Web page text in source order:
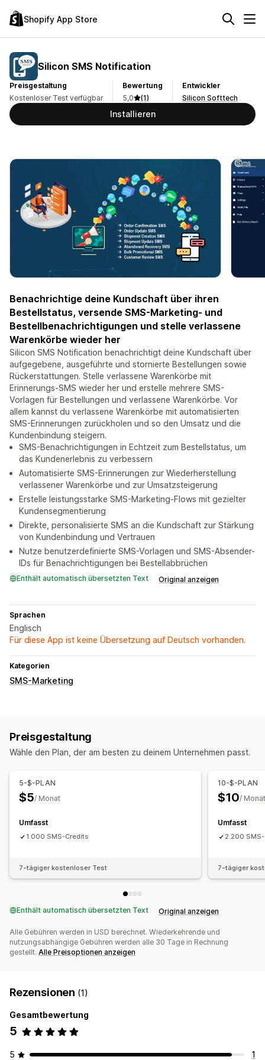
Shopify App Store
Silicon SMS Notification
Preisgestaltung
Kostenloser Test verfügbar
Bewertung
5,0
(1)
Entwickler
Silicon Softtech
Installieren
Benachrichtige deine Kundschaft über ihren
Bestellstatus, versende SMS-Marketing- und
Bestellbenachrichtigungen und stelle verlassene
Warenkörbe wieder her
Silicon SMS Notification benachrichtigt deine Kundschaft über
aufgegebene, ausgeführte und stornierte Bestellungen sowie
Rückerstattungen. Stelle verlassene Warenkörbe mit
Erinnerungs-SMS wieder her und erstelle mehrere SMS-
Vorlagen für Bestellungen und verlassene Warenkörbe. Vor
allem kannst du verlassene Warenkörbe mit automatisierten
SMS-Erinnerungen zurückholen und so den Umsatz und die
Kundenbindung steigern.
SMS-Benachrichtigungen in Echtzeit zum Bestellstatus, um
das Kundenerlebnis zu verbessern
Automatisierte SMS-Erinnerungen zur Wiederherstellung
verlassener Warenkörbe und zur Umsatzsteigerung
Erstelle leistungsstarke SMS-Marketing-Flows mit gezielter
Kundensegmentierung
Direkte, personalisierte SMS an die Kundschaft zur Stärkung
von Kundenbindung und Vertrauen
Nutze benutzerdefinierte SMS-Vorlagen und SMS-Absender-
IDs für Benachrichtigungen bei Bestellabbrüchen
Enthält automatisch übersetzten Text Original anzeigen
Sprachen
Englisch
Für diese App ist keine Übersetzung auf Deutsch vorhanden.
Kategorien
SMS-Marketing
Preisgestaltung
Wähle den Plan, der am besten zu deinem Unternehmen passt.
5-$-PLAN
$5/ Monat
Umfasst
1.000 SMS-Credits
7-tägiger kostenloser Test
10-$-PLAN
$10/ Monat
Umfasst
2.200
7-tägiger
Enthält automatisch übersetzten Text Original anzeigen
Alle Gebühren werden in USD berechnet. Wiederkehrende und
nutzungsabhängige Gebühren werden alle 30 Tage in Rechnung
gestellt. Alle Preisoptionen anzeigen
Rezensionen (1)
Gesamtbewertung
5
5 1